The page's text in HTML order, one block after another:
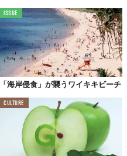
づいたのは、サンドアーティ
してからだとか。
た海辺に再び足を運ぶと、苦
なく、まるで何事もなかった
。とろこが、不思議と哀愁に
坂さん。その時を境に彼は
ISSUE
「海岸侵食」が襲うワイキキビーチ
CULTURE